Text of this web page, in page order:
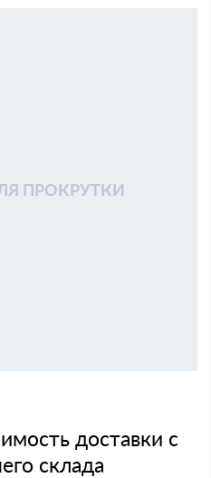
ПРОКРУТКИ
доставки с
склада